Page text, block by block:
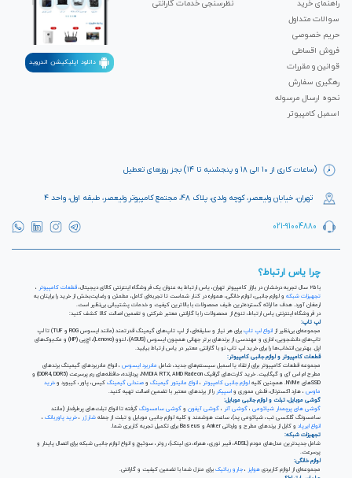
(ساعات کاری از ۱۰ الی ۱۸ و پنجشنبه تا ۱۴) بجز روزهای تعطیل
تهران، خیابان ولیعصر، کوچه ولدی، پلاک ۴۸، مجتمع کامپیوتر ولیعصر، طبقه اول، واحد ۴
021-91004880
راهنمای خرید
سوالات متداول
حریم خصوصی
فروش اقساطی
قوانین و مقررات
رهگیری سفارش
نحوه ارسال مرسوله
اسمبل کامپیوتر
نظرسنجی خدمات گارانتی
دانلود اپلیکیشن اندروید
چرا یاس ارتباط؟
با ۲۵ سال تجربه درخشان در بازار کامپیوتر تهران، یاس ارتباط به عنوان یک فروشگاه اینترنتی کالای دیجیتال، قطعات کامپیوتر
تجهیزات شبکه
و لوازم جانبی، لوازم خانگی، همواره در کنار شماست تا تجربه‌ای کامل، مطمئن و رضایت‌بخش از خرید را برایتان به
ارمغان آورد. هدف ما ارائه گسترده‌ترین طیف محصولات با بالاترین کیفیت و خدمات پشتیبانی بی‌نظیر است.
در فروشگاه اینترنتی یاس ارتباط، تنوع از محصولات را با گارانتی معتبر شرکتی و تضمین اصالت کالا کشف کنید:
لپ تاپ:
مجموعه‌ای بی‌نظیر از انواع لپ تاپ
برای هر نیاز و سلیقه‌ای، از لپ تاپ‌های گیمینگ قدرتمند (مانند ایسوس ROG و TUF) تا لپ
تاپ‌های دانشجویی، اداری و مهندسی از برندهای برتر جهانی همچون ایسوس (ASUS)، لنوو (Lenovo)، اچ‌پی (HP) و مک‌بوک‌های
اپل. بهترین انتخاب‌ها را برای خرید لپ تاپ نو با گارانتی معتبر در یاس ارتباط بیابید.
قطعات کامپیوتر و لوازم جانبی کامپیوتر:
مجموعه قطعات کامپیوتر برای ارتقاء یا اسمبل سیستم‌های جدید، شامل مادربرد ایسوس ، انواع مادربردهای گیمینگ برندهای
مطرح ام اس آی و گیگابیت. خرید کارت‌های گرافیک NVIDIA RTX, AMD Radeon، پردازنده‌، حافظه‌های رم پرسرعت (DDR4, DDR5) و
SSDهای NVMe. همچنین کلیه
لوازم جانبی کامپیوتر انواع مانیتور گیمینگ صندلی گیمینگ
خرید
ماوس
اسپیکر
گوشی موبایل، تبلت و لوازم جانبی موبایل:
گوشی های پرچمدار شیائومی گوشی آنر گوشی آیفون گوشی سامسونگ گرفته تا انواع تبلت‌های پرطرفدار (مانند
سامسونگ گلکسی تب، شیائومی پد)، ساعت هوشمند و کلیه لوازم جانبی موبایل و تبلت از جمله شارژر خرید پاوربانک
انواع ایرپاد
تجهیزات شبکه:
شامل جدیدترین مدل‌های مودم (ADSL، فیبر نوری، همراه، دی لینک)، روتر، سوئیچ و انواع لوازم جانبی شبکه برای اتصال پایدار و
پرسرعت.
لوازم خانگی:
مجموعه‌ای از لوازم کاربردی هواپز جارو رباتیک